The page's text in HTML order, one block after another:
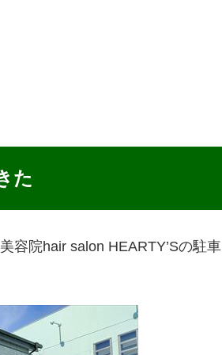
た
容院hair salon HEARTY’Sの駐車